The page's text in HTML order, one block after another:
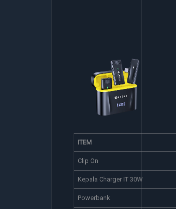
Clip On
ITEM
Clip On
Kepala Charger IT 30W
Powerbank